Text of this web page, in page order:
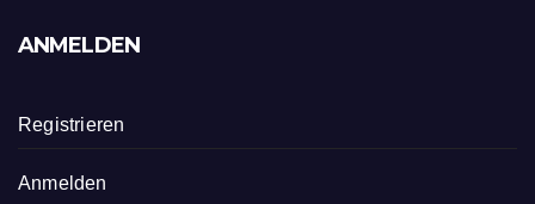
ANMELDEN
Registrieren
Anmelden